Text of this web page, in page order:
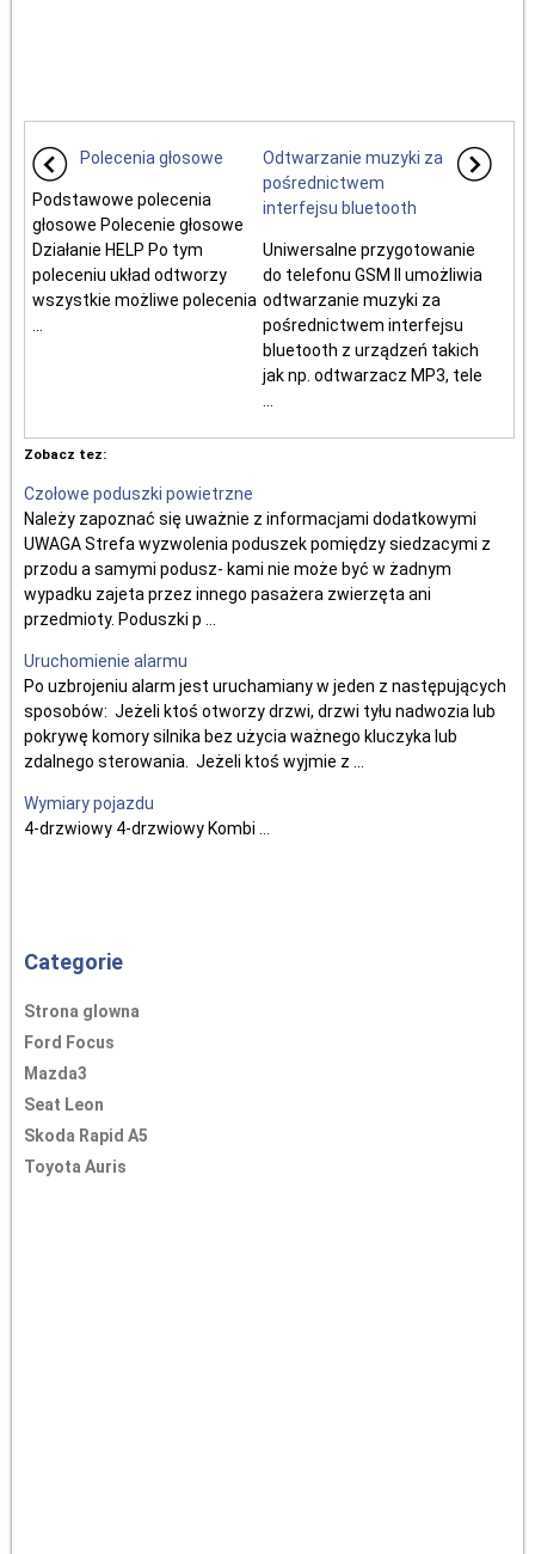
Polecenia głosowe
Podstawowe polecenia
głosowe Polecenie głosowe
Działanie HELP Po tym
poleceniu układ odtworzy
wszystkie możliwe polecenia
Odtwarzanie muzyki za
pośrednictwem
interfejsu bluetooth
Uniwersalne przygotowanie
do telefonu GSM II umożliwia
odtwarzanie muzyki za
pośrednictwem interfejsu
bluetooth z urządzeń takich
jak np. odtwarzacz MP3, tele
Zobacz tez:
Czołowe poduszki powietrzne
Należy zapoznać się uważnie z informacjami dodatkowymi
UWAGA Strefa wyzwolenia poduszek pomiędzy siedzacymi z
przodu a samymi podusz- kami nie może być w żadnym
wypadku zajeta przez innego pasażera zwierzęta ani
przedmioty. Poduszki p ...
Uruchomienie alarmu
Po uzbrojeniu alarm jest uruchamiany w jeden z następujących
sposobów: Jeżeli ktoś otworzy drzwi, drzwi tyłu nadwozia lub
pokrywę komory silnika bez użycia ważnego kluczyka lub
zdalnego sterowania. Jeżeli ktoś wyjmie z ...
Wymiary pojazdu
4-drzwiowy 4-drzwiowy Kombi ...
Categorie
Strona glowna
Ford Focus
Mazda3
Seat Leon
Skoda Rapid A5
Toyota Auris